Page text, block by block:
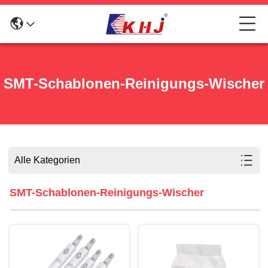
SMT-Schablonen-Reinigungs-Wischer
Alle Kategorien
SMT-Schablonen-Reinigungs-Wischer